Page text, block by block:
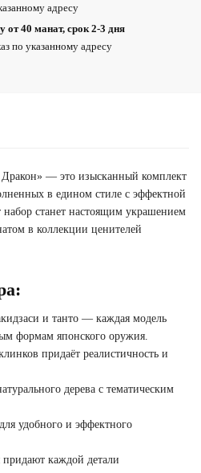
адресу
от 40 манат, срок 2-3 дня
по указанному адресу
— это изысканный комплект
в едином стиле с эффектной
набор станет настоящим украшением
в коллекции ценителей
и танто — каждая модель
формам японского оружия.
придаёт реалистичность и
дерева с тематическим
удобного и эффектного
каждой детали